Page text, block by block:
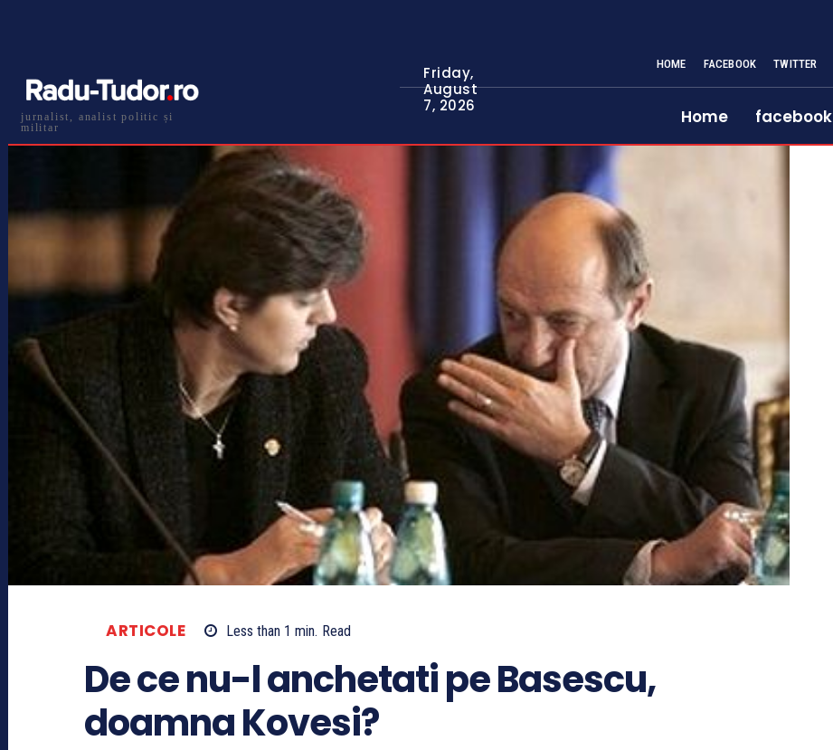
jurnalist, analist politic și
militar
Friday,
August
7, 2026
HOME FACEBOOK TWITTER
Home facebook
ARTICOLE Less than 1 min. Read
De ce nu-l anchetati pe Basescu,
doamna Kovesi?